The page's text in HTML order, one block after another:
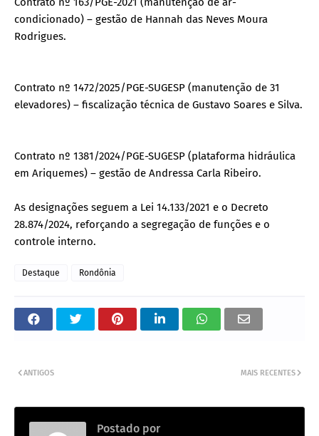
condicionado) – gestão de Hannah das Neves Moura
Rodrigues.
Contrato nº 1472/2025/PGE-SUGESP (manutenção de 31
elevadores) – fiscalização técnica de Gustavo Soares e Silva.
Contrato nº 1381/2024/PGE-SUGESP (plataforma hidráulica
em Ariquemes) – gestão de Andressa Carla Ribeiro.
As designações seguem a Lei 14.133/2021 e o Decreto
28.874/2024, reforçando a segregação de funções e o
controle interno.
Destaque Rondônia
MAIS RECENTES
ANTIGOS
Postado por